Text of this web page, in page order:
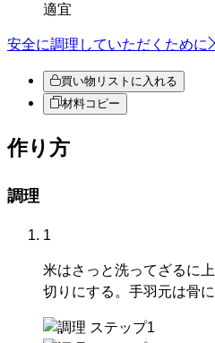
適宜
安全に調理していただくために
買い物リストに入れる
材料コピー
作り方
調理
1
米はさっと洗ってざるに
切りにする。手羽元は骨